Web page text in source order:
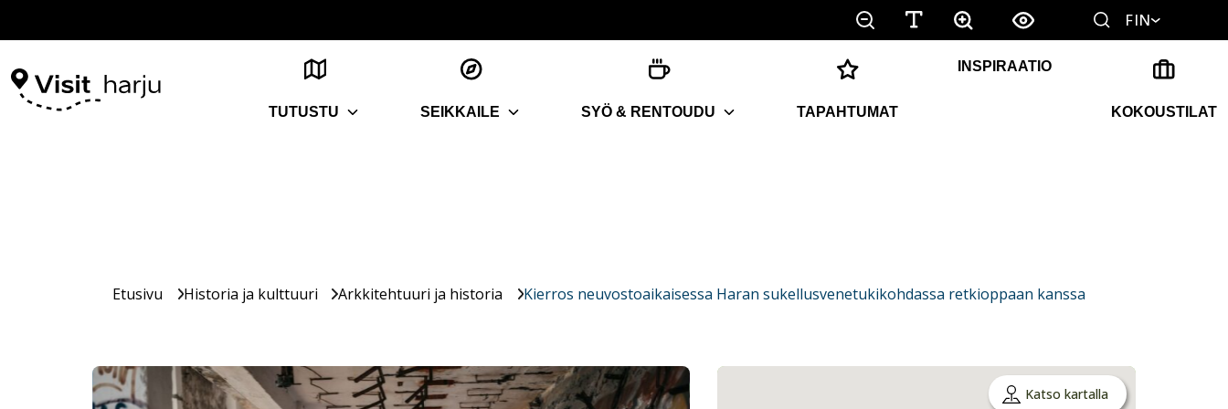
FIN
TUTUSTU SEIKKAILE SYÖ & RENTOUDU TAPAHTUMAT
INSPIRAATIO
KOKOUSTILAT
Etusivu Historia ja kulttuuri Arkkitehtuuri ja historia Kierros neuvostoaikaisessa Haran sukellusvenetukikohdassa retkioppaan kanssa
Katso kartalla